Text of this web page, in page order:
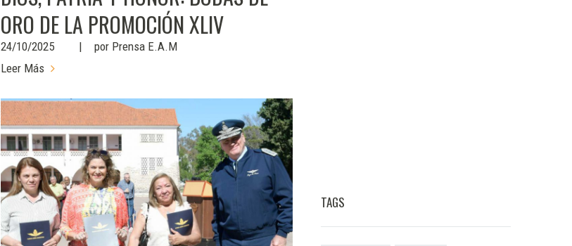
ORO DE LA PROMOCIÓN XLIV
24/10/2025 por Prensa E.A.M
Leer Más
TAGS